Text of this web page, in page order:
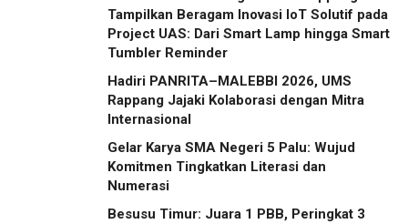
Tampilkan Beragam Inovasi IoT Solutif pada
Project UAS: Dari Smart Lamp hingga Smart
Tumbler Reminder
Hadiri PANRITA–MALEBBI 2026, UMS
Rappang Jajaki Kolaborasi dengan Mitra
Internasional
Gelar Karya SMA Negeri 5 Palu: Wujud
Komitmen Tingkatkan Literasi dan
Numerasi
Besusu Timur: Juara 1 PBB, Peringkat 3